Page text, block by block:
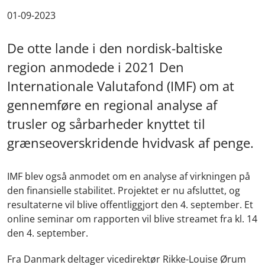
01-09-2023
De otte lande i den nordisk-baltiske
region anmodede i 2021 Den
Internationale Valutafond (IMF) om at
gennemføre en regional analyse af
trusler og sårbarheder knyttet til
grænseoverskridende hvidvask af penge.
IMF blev også anmodet om en analyse af virkningen på
den finansielle stabilitet. Projektet er nu afsluttet, og
resultaterne vil blive offentliggjort den 4. september. Et
online seminar om rapporten vil blive streamet fra kl. 14
den 4. september.
Fra Danmark deltager vicedirektør Rikke-Louise Ørum